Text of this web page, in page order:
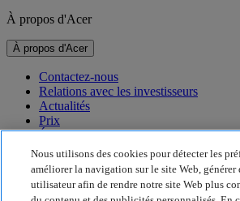
À propos d'Acer
À propos d'Acer
Contactez-nous
Relations avec les investisseurs
Actualités
Prix
Événements
Développement durable
Développement durable
Nous utilisons des cookies pour détecter les
améliorer la navigation sur le site Web, générer
utilisateur afin de rendre notre site Web plus